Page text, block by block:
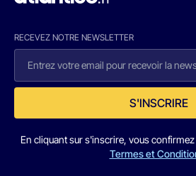
RECEVEZ NOTRE NEWSLETTER
S'INSCRIRE
En cliquant sur s'inscrire, vous
Termes et